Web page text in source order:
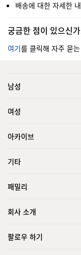
배송에 대한 자세한
궁금한 점이 있으신
여기를 클릭해 자주 묻
남성
여성
아카이브
기타
패밀리
회사 소개
팔로우 하기